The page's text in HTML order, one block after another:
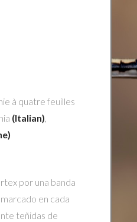
à quatre feuilles
(Italian),
por una banda
en cada
teñidas de